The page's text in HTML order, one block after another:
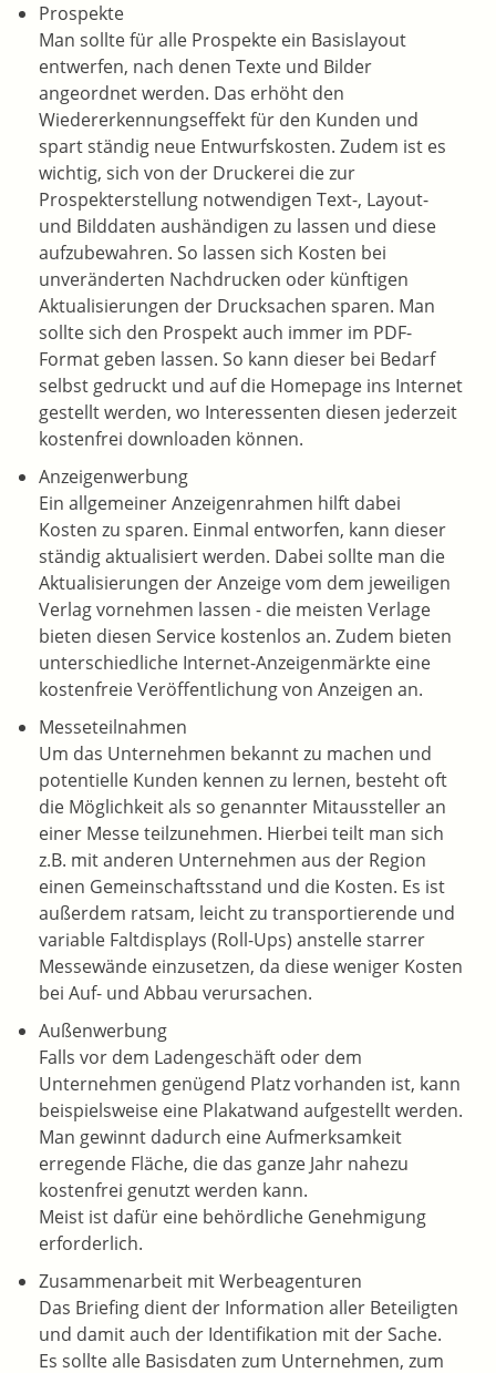
Prospekte
Man sollte für alle Prospekte ein Basislayout
entwerfen, nach denen Texte und Bilder
angeordnet werden. Das erhöht den
Wiedererkennungseffekt für den Kunden und
spart ständig neue Entwurfskosten. Zudem ist es
wichtig, sich von der Druckerei die zur
Prospekterstellung notwendigen Text-, Layout-
und Bilddaten aushändigen zu lassen und diese
aufzubewahren. So lassen sich Kosten bei
unveränderten Nachdrucken oder künftigen
Aktualisierungen der Drucksachen sparen. Man
sollte sich den Prospekt auch immer im PDF-
Format geben lassen. So kann dieser bei Bedarf
selbst gedruckt und auf die Homepage ins Internet
gestellt werden, wo Interessenten diesen jederzeit
kostenfrei downloaden können.
Anzeigenwerbung
Ein allgemeiner Anzeigenrahmen hilft dabei
Kosten zu sparen. Einmal entworfen, kann dieser
ständig aktualisiert werden. Dabei sollte man die
Aktualisierungen der Anzeige vom dem jeweiligen
Verlag vornehmen lassen - die meisten Verlage
bieten diesen Service kostenlos an. Zudem bieten
unterschiedliche Internet-Anzeigenmärkte eine
kostenfreie Veröffentlichung von Anzeigen an.
Messeteilnahmen
Um das Unternehmen bekannt zu machen und
potentielle Kunden kennen zu lernen, besteht oft
die Möglichkeit als so genannter Mitaussteller an
einer Messe teilzunehmen. Hierbei teilt man sich
z.B. mit anderen Unternehmen aus der Region
einen Gemeinschaftsstand und die Kosten. Es ist
außerdem ratsam, leicht zu transportierende und
variable Faltdisplays (Roll-Ups) anstelle starrer
Messewände einzusetzen, da diese weniger Kosten
bei Auf- und Abbau verursachen.
Außenwerbung
Falls vor dem Ladengeschäft oder dem
Unternehmen genügend Platz vorhanden ist, kann
beispielsweise eine Plakatwand aufgestellt werden.
Man gewinnt dadurch eine Aufmerksamkeit
erregende Fläche, die das ganze Jahr nahezu
kostenfrei genutzt werden kann.
Meist ist dafür eine behördliche Genehmigung
erforderlich.
Zusammenarbeit mit Werbeagenturen
Das Briefing dient der Information aller Beteiligten
und damit auch der Identifikation mit der Sache.
Es sollte alle Basisdaten zum Unternehmen, zum